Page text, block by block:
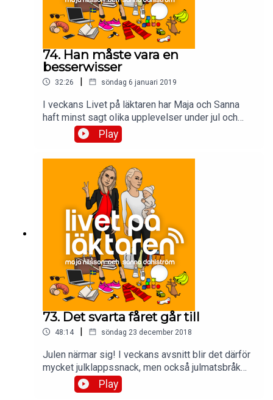
74. Han måste vara en
besserwisser
32:26 | söndag 6 januari 2019
I veckans Livet på läktaren har Maja och Sanna
haft minst sagt olika upplevelser under jul och
nyår. Dessutom tar dom upp ett mail som
återknyter till ett tidigare avsnitt. Och sist men
ABSOLUT inte minst: Sorry man!
Play
73. Det svarta fåret går till
48:14 | söndag 23 december 2018
Julen närmar sig! I veckans avsnitt blir det därför
mycket julklappssnack, men också julmatsbråk
och Majas sammanbrott i Lund.
Play